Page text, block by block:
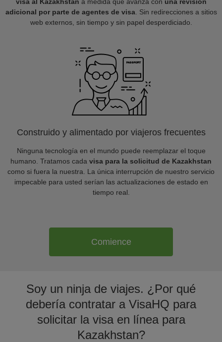
adicional por parte de agentes de visa. Sin redirecciones a sitios
web externos, sin tiempo y sin papel desperdiciado.
Construido y alimentado por viajeros frecuentes
Ninguna tecnología en el mundo puede reemplazar el toque
humano. Tratamos cada visa para la solicitud de Kazakhstan
como si fuera la nuestra. La única interrupción de nuestro servicio
impecable para usted serían las actualizaciones de estado en
tiempo real.
Comience
Soy un ninja de viajes. ¿Por qué
debería contratar a VisaHQ para
solicitar la visa en línea para
Kazakhstan?